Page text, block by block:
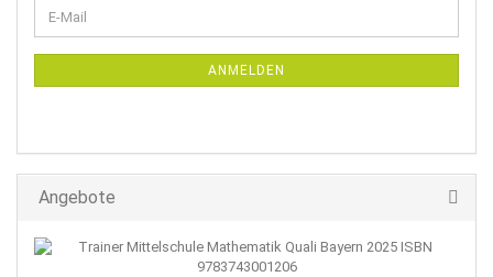
ZUR
E-
Mail
ANMELDEN
Angebote